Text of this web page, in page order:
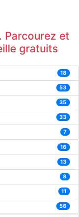
Parcourez et
gratuits
18
53
35
33
7
16
13
8
11
56